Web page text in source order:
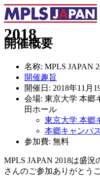
2018
開催概要
名称: MPLS JAPAN
開催趣旨
開催日: 2018年11月
会場: 東京大学 本郷
田ホール
東京大学 本郷
本郷キャンパ
参加費: 無料
MPLS JAPAN 2018は盛況
さんのご参加ありがとう